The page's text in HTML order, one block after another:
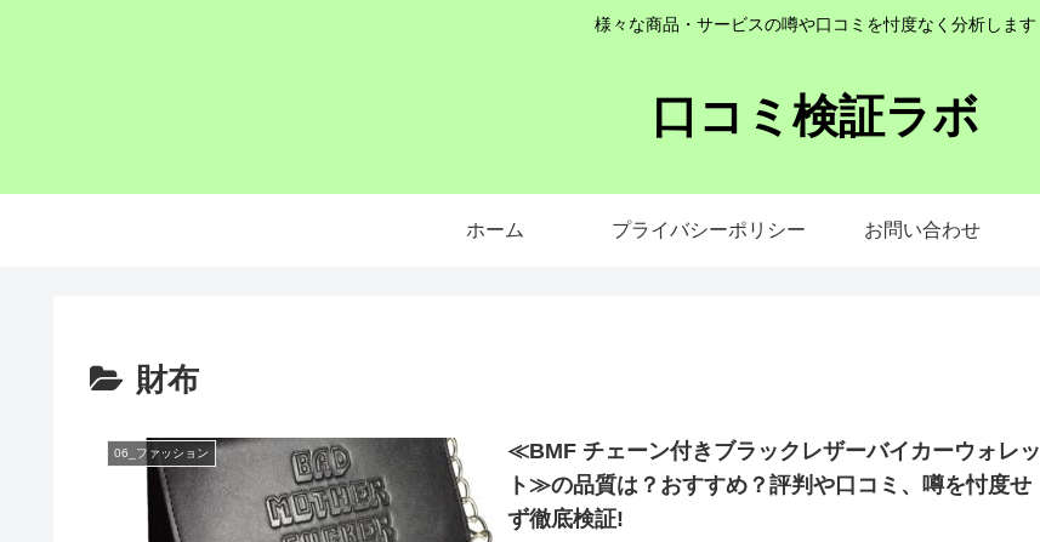
様々な商品・サービスの噂や口コミを忖度なく分析します
口コミ検証ラボ
ホーム プライバシーポリシー お問い合わせ
財布
06_ファッション
≪BMF チェーン付きブラックレザーバイカーウォレッ
ト≫の品質は？おすすめ？評判や口コミ、噂を忖度せ
ず徹底検証!